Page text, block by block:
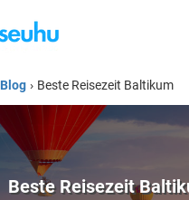
REISEDEALS
GUTSCHEINE
KREDITKARTEN
Blog › Beste Reisezeit Baltikum
Beste Reisezeit